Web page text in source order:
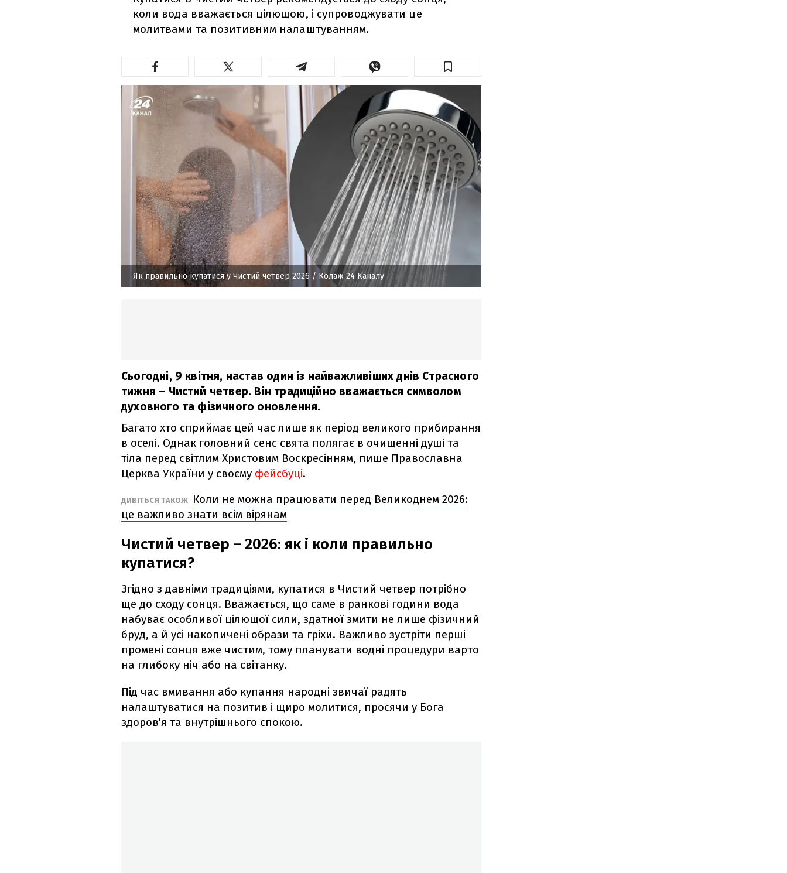
коли вода вважається цілющою, і супроводжувати це
молитвами та позитивним налаштуванням.
Як правильно купатися у Чистий четвер 2026 / Колаж 24 Каналу
Сьогодні, 9 квітня, настав один із найважливіших днів Страсного
тижня – Чистий четвер. Він традиційно вважається символом
духовного та фізичного оновлення.
Багато хто сприймає цей час лише як період великого прибирання
в оселі. Однак головний сенс свята полягає в очищенні душі та
тіла перед світлим Христовим Воскресінням, пише Православна
Церква України у своєму фейсбуці.
ДИВІТЬСЯ ТАКОЖ
Коли не можна працювати перед Великоднем 2026:
це важливо знати всім вірянам
Чистий четвер – 2026: як і коли правильно
купатися?
Згідно з давніми традиціями, купатися в Чистий четвер потрібно
ще до сходу сонця. Вважається, що саме в ранкові години вода
набуває особливої цілющої сили, здатної змити не лише фізичний
бруд, а й усі накопичені образи та гріхи. Важливо зустріти перші
промені сонця вже чистим, тому планувати водні процедури варто
на глибоку ніч або на світанку.
Під час вмивання або купання народні звичаї радять
налаштуватися на позитив і щиро молитися, просячи у Бога
здоров'я та внутрішнього спокою.